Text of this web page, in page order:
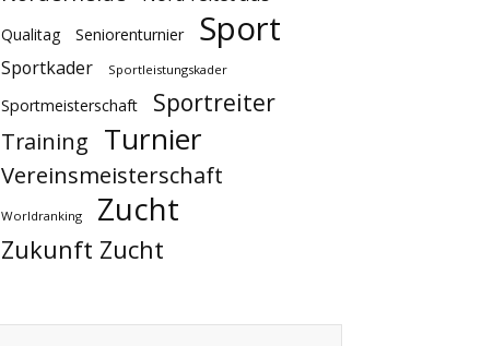
Qualitag Seniorenturnier Sport
Sportkader Sportleistungskader
Sportmeisterschaft Sportreiter
Training Turnier
Vereinsmeisterschaft
Worldranking Zucht
Zukunft Zucht